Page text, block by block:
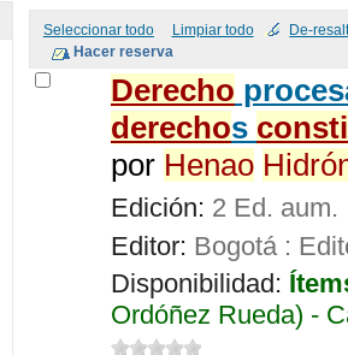
Seleccionar todo Limpiar todo De-
Derecho
derechos
por Henao
Edición: 2 Ed. aum.
Editor: Bogotá :
Disponibilidad:
Ordóñez Rueda) -